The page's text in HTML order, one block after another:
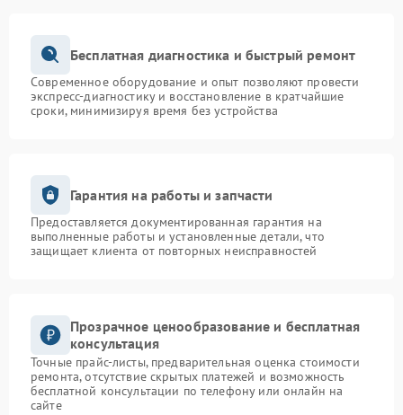
Бесплатная диагностика и быстрый ремонт
Современное оборудование и опыт позволяют провести
экспресс-диагностику и восстановление в кратчайшие
сроки, минимизируя время без устройства
Гарантия на работы и запчасти
Предоставляется документированная гарантия на
выполненные работы и установленные детали, что
защищает клиента от повторных неисправностей
Прозрачное ценообразование и бесплатная
консультация
Точные прайс-листы, предварительная оценка стоимости
ремонта, отсутствие скрытых платежей и возможность
бесплатной консультации по телефону или онлайн на
сайте